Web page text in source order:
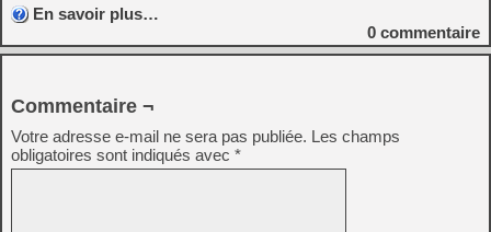
En savoir plus…
0 commentaire
Commentaire ¬
Votre adresse e-mail ne sera pas publiée. Les champs
obligatoires sont indiqués avec *